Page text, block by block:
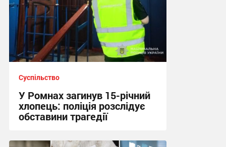
Суспільство
У Ромнах загинув 15-річний
хлопець: поліція розслідує
обставини трагедії